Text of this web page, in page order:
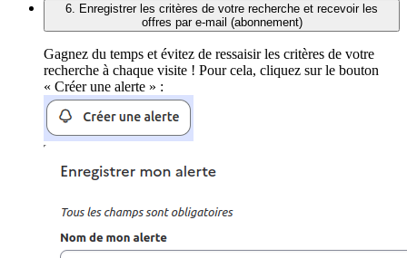
6. Enregistrer les critères de votre recherche et recevoir les
offres par e-mail (abonnement)
Gagnez du temps et évitez de ressaisir les critères de votre
recherche à chaque visite ! Pour cela, cliquez sur le bouton
« Créer une alerte » :